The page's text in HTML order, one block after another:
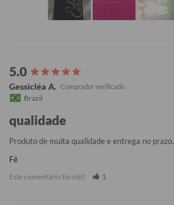
Gessicléa A.
Brazil
qualidade
Produto de muita qualidade e entrega no prazo.
Fé
Este comentário foi útil? 1